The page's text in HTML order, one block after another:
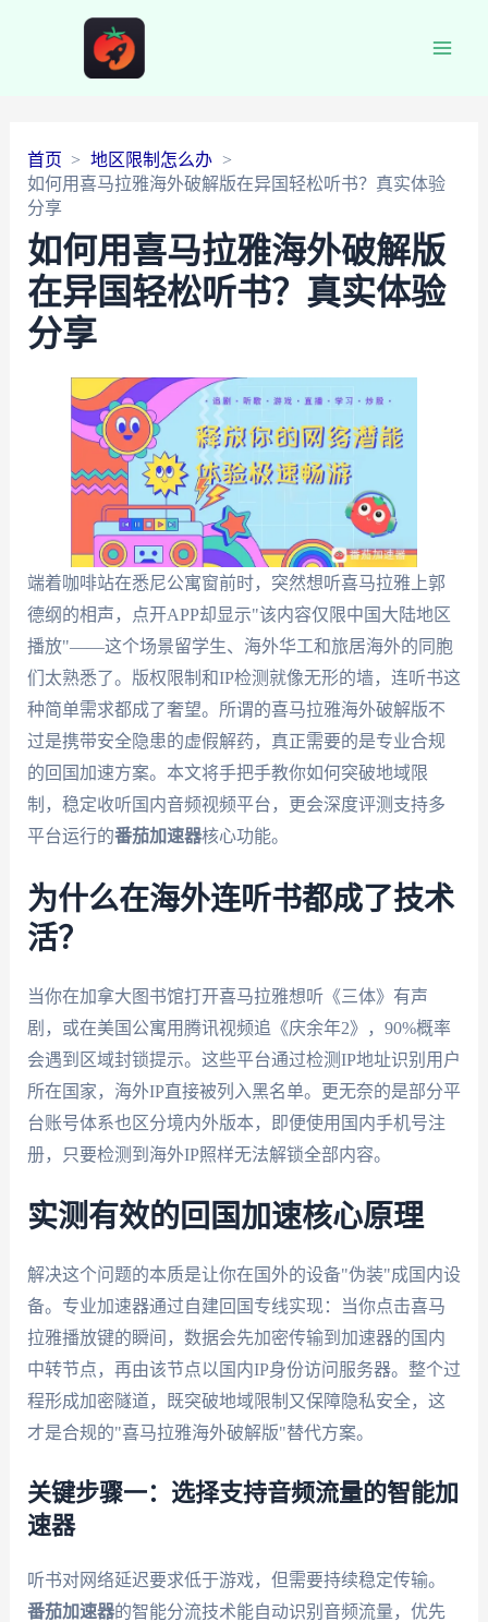
首页
地区限制怎么办
如何用喜马拉雅海外破解版在异国轻松听书？真实体验
分享
如何用喜马拉雅海外破解版
在异国轻松听书？真实体验
分享
端着咖啡站在悉尼公寓窗前时，突然想听喜马拉雅上郭
德纲的相声，点开APP却显示"该内容仅限中国大陆地区
播放"——这个场景留学生、海外华工和旅居海外的同胞
们太熟悉了。版权限制和IP检测就像无形的墙，连听书这
种简单需求都成了奢望。所谓的喜马拉雅海外破解版不
过是携带安全隐患的虚假解药，真正需要的是专业合规
的回国加速方案。本文将手把手教你如何突破地域限
制，稳定收听国内音频视频平台，更会深度评测支持多
平台运行的番茄加速器核心功能。
为什么在海外连听书都成了技术
活？
当你在加拿大图书馆打开喜马拉雅想听《三体》有声
剧，或在美国公寓用腾讯视频追《庆余年2》，90%概率
会遇到区域封锁提示。这些平台通过检测IP地址识别用户
所在国家，海外IP直接被列入黑名单。更无奈的是部分平
台账号体系也区分境内外版本，即便使用国内手机号注
册，只要检测到海外IP照样无法解锁全部内容。
实测有效的回国加速核心原理
解决这个问题的本质是让你在国外的设备"伪装"成国内设
备。专业加速器通过自建回国专线实现：当你点击喜马
拉雅播放键的瞬间，数据会先加密传输到加速器的国内
中转节点，再由该节点以国内IP身份访问服务器。整个过
程形成加密隧道，既突破地域限制又保障隐私安全，这
才是合规的"喜马拉雅海外破解版"替代方案。
关键步骤一：选择支持音频流量的智能加
速器
听书对网络延迟要求低于游戏，但需要持续稳定传输。
番茄加速器的智能分流技术能自动识别音频流量，优先